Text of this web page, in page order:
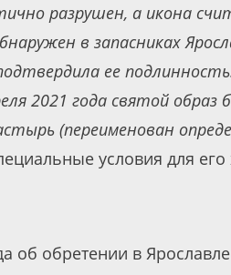
разрушен, а икона
в запасниках
ее
2021 года святой
(переименован
условия для
об обретении в